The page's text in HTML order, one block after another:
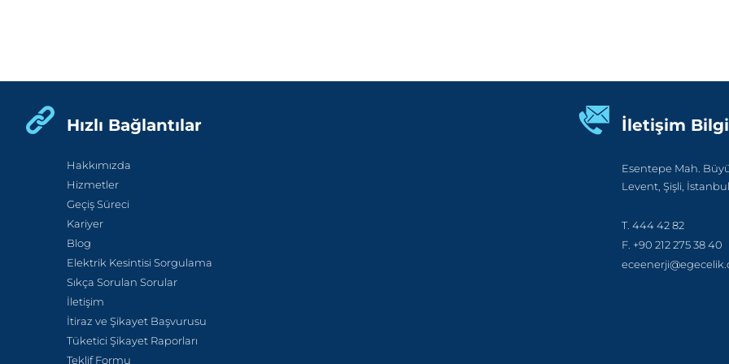
Hızlı Bağlantılar
Hakkımızda
Hizmetler
Geçiş Süreci
Kariyer
Blog
Elektrik Kesintisi Sorgulama
Sıkça Sorulan Sorular
İletişim
İtiraz ve Şikayet Başvurusu
Tüketici Şikayet Raporları
Teklif Formu
İletişim
Esentepe Mah.
Levent, Şişli, İstanbul
T. 444 42 82
F. +90 212 275 38 40